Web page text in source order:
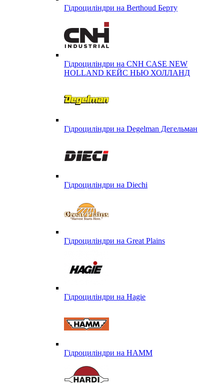
Гідроциліндри на Berthoud Берту
Гідроциліндри на CNH CASE NEW
HOLLAND КЕЙС НЬЮ ХОЛЛАНД
Гідроциліндри на Degelman Дегельман
Гідроциліндри на Diechi
Гідроциліндри на Great Plains
Гідроциліндри на Hagie
Гідроциліндри на HAMM